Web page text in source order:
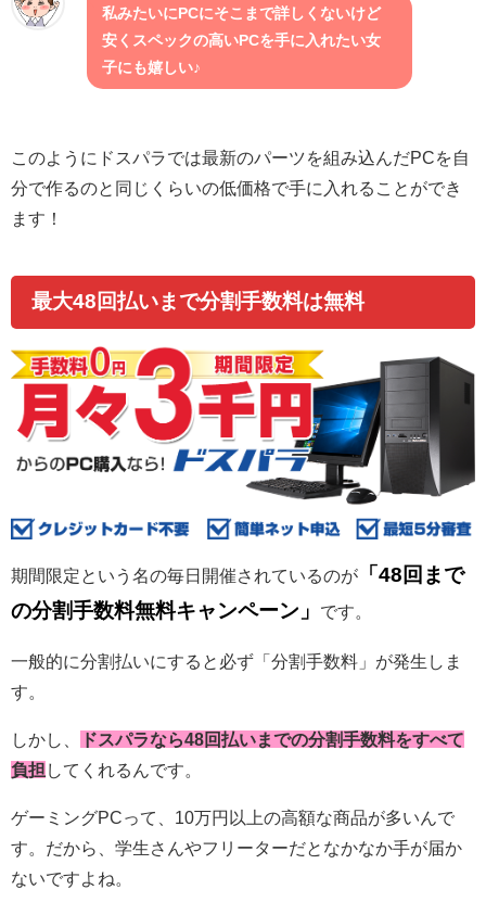
私みたいにPCにそこまで詳しくないけど
安くスペックの高いPCを手に入れたい女
子にも嬉しい♪
このようにドスパラでは最新のパーツを組み込んだPCを自
分で作るのと同じくらいの低価格で手に入れることができ
ます！
最大48回払いまで分割手数料は無料
期間限定という名の毎日開催されているのが 「48回まで
の分割手数料無料キャンペーン」
です。
一般的に分割払いにすると必ず「分割手数料」が発生しま
す。
しかし、
ドスパラなら48回払いまでの分割手数料をすべて
負担 してくれるんです。
ゲーミングPCって、10万円以上の高額な商品が多いんで
す。だから、学生さんやフリーターだとなかなか手が届か
ないですよね。